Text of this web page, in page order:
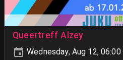
Queertreff Alzey
Wednesday, Aug 12,